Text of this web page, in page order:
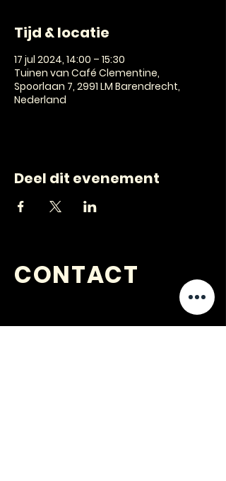
Tijd & locatie
17 jul 2024, 14:00 – 15:30
Tuinen van Café Clementine,
Spoorlaan 7, 2991 LM Barendrecht,
Nederland
Deel dit evenement
CONTACT